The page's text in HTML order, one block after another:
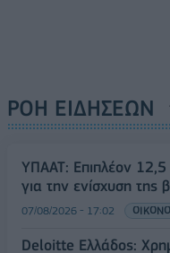
ΡΟΗ ΕΙΔΗΣΕΩΝ
ΥΠΑΑΤ: Επιπλέον 12,5
για την ενίσχυση της
07/08/2026 - 17:02
Deloitte Ελλάδος: